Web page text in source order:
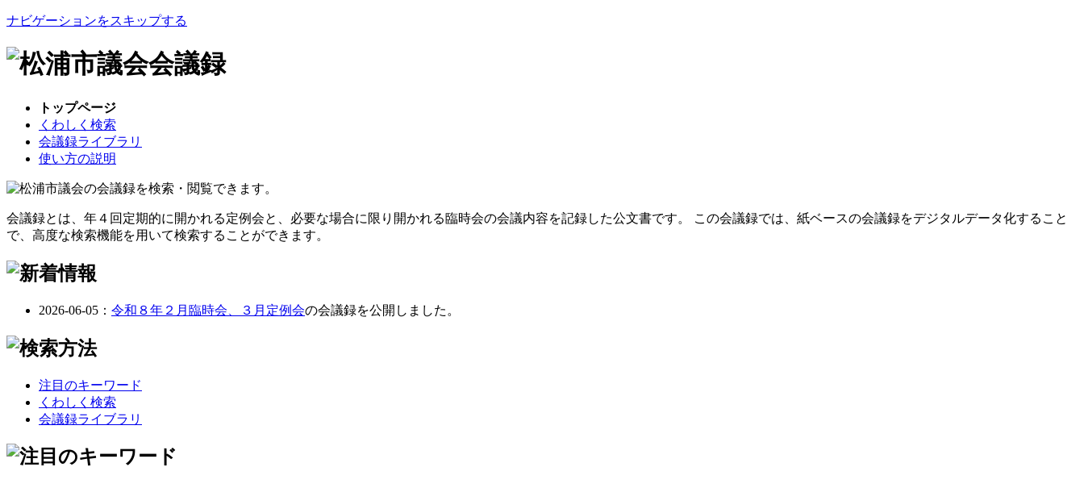
ナビゲーションをスキップする
トップページ
くわしく検索
会議録ライブラリ
使い方の説明
会議録とは、年４回定期的に開かれる定例会と、必要な場合に限り開かれる臨時会の会議内容を記録した公文書です。 この会議録では、紙ベースの会議録をデジタルデータ化すること
で、高度な検索機能を用いて検索することができます。
2026-06-05： 令和８年２月臨時会、３月定例会の会議録を公開しました。
注目のキーワード
くわしく検索
会議録ライブラリ